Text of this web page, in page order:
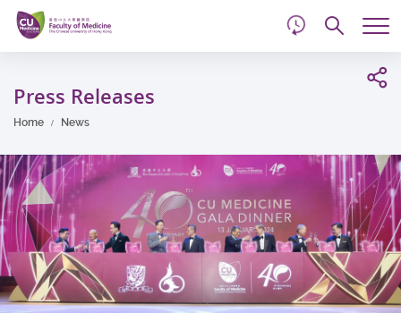
Skip
main
content
Press Releases
Home News